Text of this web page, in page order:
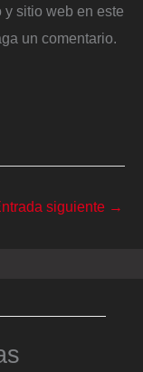
y sitio web en este
un comentario.
siguiente →